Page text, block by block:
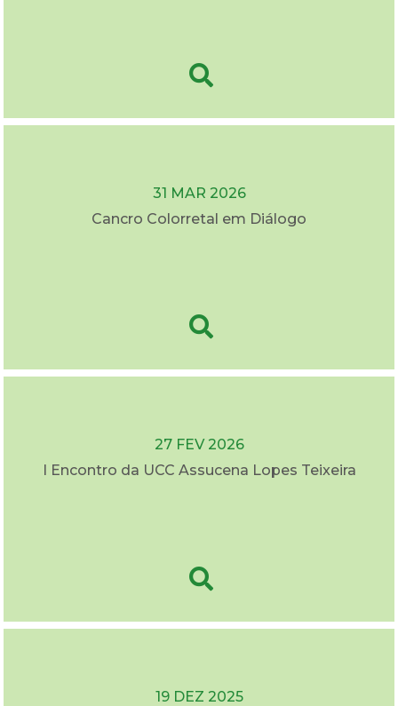
31 MAR 2026
Cancro Colorretal em Diálogo
27 FEV 2026
I Encontro da UCC Assucena Lopes Teixeira
19 DEZ 2025